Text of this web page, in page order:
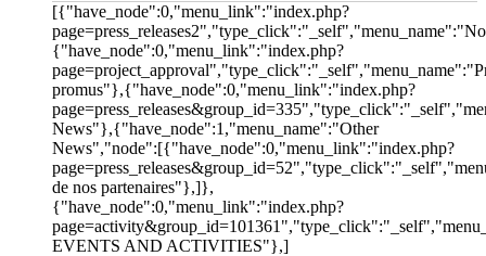
[{"have_node":0,"menu_link":"index.php?
{"have_node":0,"menu_link":"index.php?
promus"},{"have_node":0,"menu_link":"index.php?
News"},{"have_node":1,"menu_name":"Other
News","node":[{"have_node":0,"menu_link":"index.php?
de nos partenaires"},]},
{"have_node":0,"menu_link":"index.php?
EVENTS AND ACTIVITIES"},]